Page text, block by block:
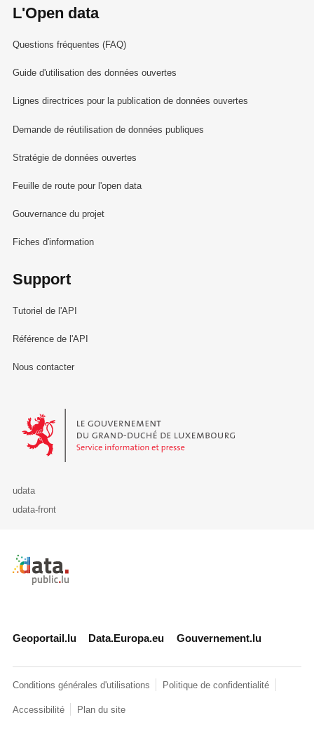
L'Open data
Questions fréquentes (FAQ)
Guide d'utilisation des données ouvertes
Lignes directrices pour la publication de données ouvertes
Demande de réutilisation de données publiques
Stratégie de données ouvertes
Feuille de route pour l'open data
Gouvernance du projet
Fiches d'information
Support
Tutoriel de l'API
Référence de l'API
Nous contacter
Le Gouvernement du Grand-Duché de Luxembourg - Service
udata
udata-front
Retour à l'accueil de data.public.lu
Geoportail.lu Data.Europa.eu Gouvernement.lu
Conditions générales d'utilisations Politique de confidentialité
Accessibilité Plan du site